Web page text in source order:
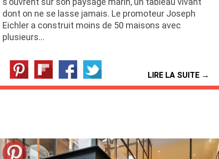
dont on ne se lasse jamais. Le promoteur Joseph
Eichler a construit moins de 50 maisons avec
plusieurs…
LIRE LA SUITE →